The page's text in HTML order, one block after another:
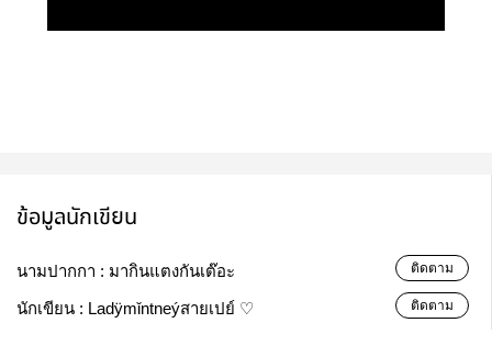
ข้อมูลนักเขียน
นามปากกา : มากินแตงกันเต๊อะ ติดตาม
นักเขียน : Ladÿmǐntneýสายเปย์ ♡ ติดตาม